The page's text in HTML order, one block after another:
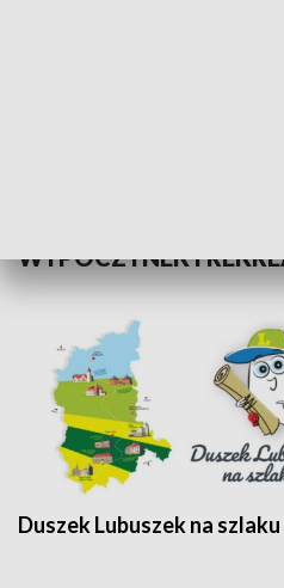
WYPOCZYNEK I
Duszek Lubuszek na szlaku